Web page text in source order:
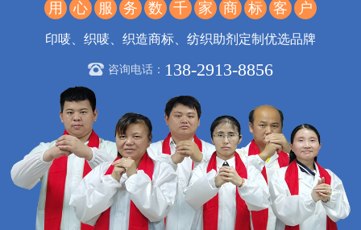
用 心 服 务 数 千 家 商 标 客 户
印唛、织唛、织造商标、纺织助剂定制优选品牌
咨询电话： 138-2913-8856